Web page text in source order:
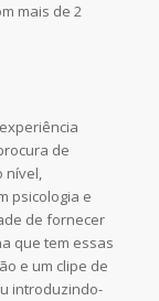
mais de 2
de
nível,
psicologia e
de fornecer
que tem essas
e um clipe de
introduzindo-